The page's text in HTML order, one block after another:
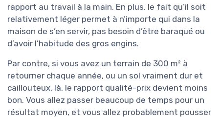
rapport au travail à la main. En plus, le fait qu’il soit
relativement léger permet à n’importe qui dans la
maison de s’en servir, pas besoin d’être baraqué ou
d’avoir l’habitude des gros engins.
Par contre, si vous avez un terrain de 300 m² à
retourner chaque année, ou un sol vraiment dur et
caillouteux, là, le rapport qualité-prix devient moins
bon. Vous allez passer beaucoup de temps pour un
résultat moyen, et vous allez probablement pousser